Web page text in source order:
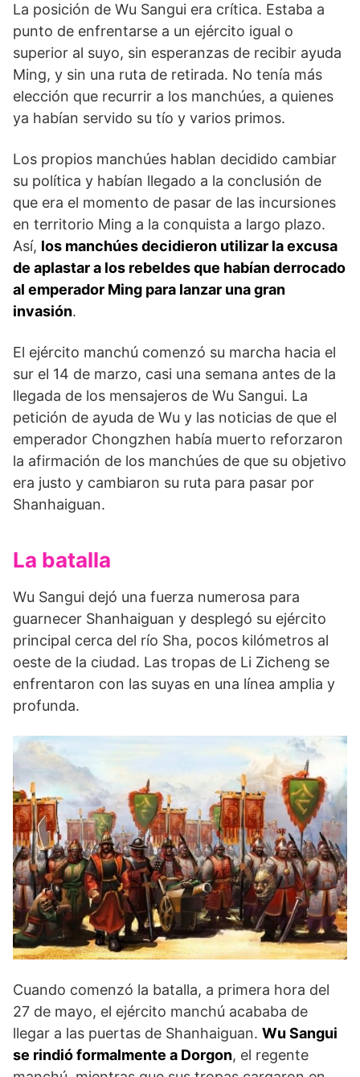
La posición de Wu Sangui era crítica. Estaba a
pun­to de enfrentarse a un ejército igual o
superior al suyo, sin esperanzas de recibir ayuda
Ming, y sin una ruta de retirada. No tenía más
elección que recurrir a los manchúes, a quienes
ya habían servido su tío y varios primos.
Los propios manchúes hablan decidido cam­biar
su política y habían llegado a la conclusión de
que era el momento de pasar de las incursiones
en te­rritorio Ming a la conquista a largo plazo.
Así, los manchúes deci­dieron utilizar la excusa
de aplastar a los rebeldes que habían derrocado
al emperador Ming para lan­zar una gran
invasión.
El ejército manchú comenzó su marcha hacia el
sur el 14 de marzo, casi una se­mana antes de la
llegada de los mensajeros de Wu Sangui. La
petición de ayuda de Wu y las noticias de que el
emperador Chongzhen había muerto refor­zaron
la afirmación de los manchúes de que su objetivo
era justo y cambiaron su ruta para pasar por
Shanhaiguan.
La batalla
Wu Sangui dejó una fuerza numerosa para
guarnecer Shanhaiguan y desplegó su ejército
principal cerca del río Sha, pocos kilómetros al
oeste de la ciudad. Las tropas de Li Zicheng se
enfrentaron con las suyas en una línea amplia y
profunda.
Cuando comenzó la ba­talla, a primera hora del
27 de mayo, el ejército man­chú acababa de
llegar a las puertas de Shanhaiguan. Wu Sangui
se rindió formalmente a Dorgon, el re­gente